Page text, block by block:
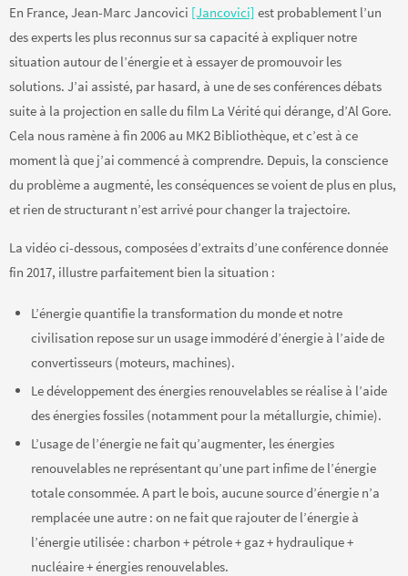
En France, Jean-Marc Jancovici [Jancovici] est probablement l’un
des experts les plus reconnus sur sa capacité à expliquer notre
situation autour de l’énergie et à essayer de promouvoir les
solutions. J’ai assisté, par hasard, à une de ses conférences débats
suite à la projection en salle du film La Vérité qui dérange, d’Al Gore.
Cela nous ramène à fin 2006 au MK2 Bibliothèque, et c’est à ce
moment là que j’ai commencé à comprendre. Depuis, la conscience
du problème a augmenté, les conséquences se voient de plus en plus,
et rien de structurant n’est arrivé pour changer la trajectoire.
La vidéo ci-dessous, composées d’extraits d’une conférence donnée
fin 2017, illustre parfaitement bien la situation :
L’énergie quantifie la transformation du monde et notre
civilisation repose sur un usage immodéré d’énergie à l’aide de
convertisseurs (moteurs, machines).
Le développement des énergies renouvelables se réalise à l’aide
des énergies fossiles (notamment pour la métallurgie, chimie).
L’usage de l’énergie ne fait qu’augmenter, les énergies
renouvelables ne représentant qu’une part infime de l’énergie
totale consommée. A part le bois, aucune source d’énergie n’a
remplacée une autre : on ne fait que rajouter de l’énergie à
l’énergie utilisée : charbon + pétrole + gaz + hydraulique +
nucléaire + énergies renouvelables.